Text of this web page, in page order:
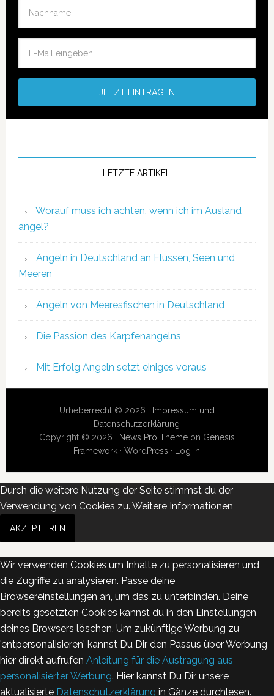
LETZTE ARTIKEL
Worauf muss ich achten, wenn ich im Ausland
angel?
Angeln in Deutschland an Flüssen, Seen und
Meeren
Angeln von Meeresfischen in Deutschland
Die Passion des Karpfenangelns
Mit Erfolg Angeln setzt einiges voraus
Urheberrecht © 2026 · Impressum und
Datenschutzerklärung
Copyright © 2026 · News Pro Themeon Genesis
Framework ·WordPress · Log in
Durch die weitere Nutzung der Seite stimmst du der
Verwendung von Cookies zu. Weitere Informationen
AKZEPTIEREN
Wir verwenden Cookies um Inhalte zu personalisieren und
die Zugriffe zu analysieren. Passe deine
Browsereinstellungen an, um das zu unterbinden. Deine
bereits gesetzten Cookies kannst du in den Einstellungen
deines Browsers löschen. Um zukünftige Werbung zu
'entpersonalisieren' kannst Du Dir den Passus über Werbung
hier direkt aufrufen Anleitung für die Austragung aus
personalisierter Werbung. Hier kannst Du Dir unsere
aktualisierte Datenschutzerklärung in Gänze durchlesen.